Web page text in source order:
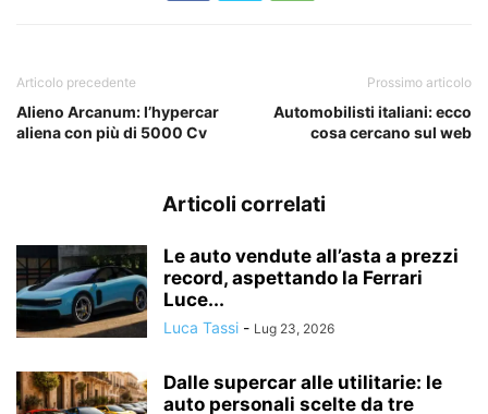
Articolo precedente
Alieno Arcanum: l’hypercar
aliena con più di 5000 Cv
Prossimo articolo
Automobilisti italiani: ecco
cosa cercano sul web
Articoli correlati
Le auto vendute all’asta a prezzi
record, aspettando la Ferrari
Luce...
Luca Tassi - Lug 23, 2026
Dalle supercar alle utilitarie: le
auto personali scelte da tre